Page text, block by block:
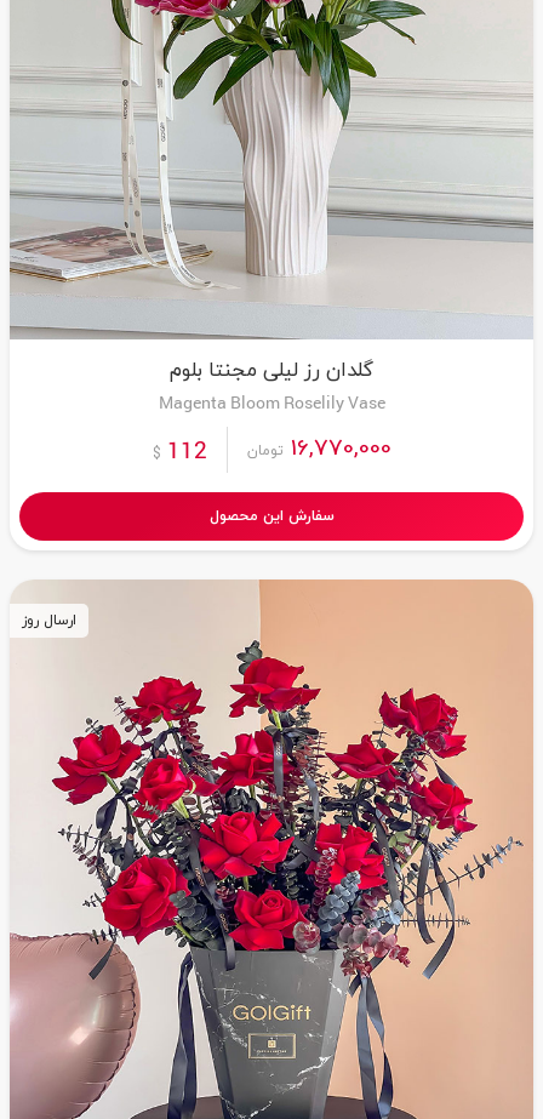
گلدان رز لیلی مجنتا بلوم
Magenta Bloom Roselily Vase
16,770,000 تومان 112
$
سفارش این محصول
ارسال روز